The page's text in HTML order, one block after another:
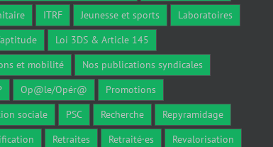
ITRF Jeunesse et sports
Laboratoires
Loi 3DS & Article 145
et mobilité
Nos publications syndicales
Op@le/Opér@
Promotions
sociale
PSC Recherche
Repyramidage
Retraites Retraité·es
Revalorisation